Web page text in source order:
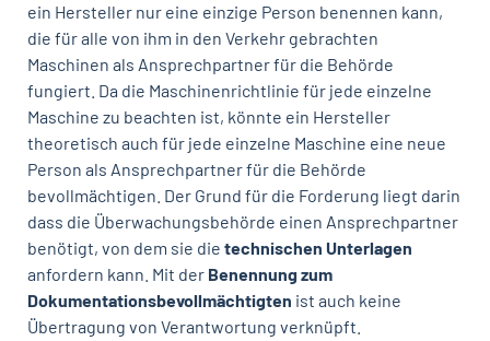
ein Hersteller nur eine einzige Person benennen kann,
die für alle von ihm in den Verkehr gebrachten
Maschinen als Ansprechpartner für die Behörde
fungiert. Da die Maschinenrichtlinie für jede einzelne
Maschine zu beachten ist, könnte ein Hersteller
theoretisch auch für jede einzelne Maschine eine neue
Person als Ansprechpartner für die Behörde
bevollmächtigen. Der Grund für die Forderung liegt darin
dass die Überwachungsbehörde einen Ansprechpartner
benötigt, von dem sie die technischen Unterlagen
anfordern kann. Mit der Benennung zum
Dokumentationsbevollmächtigten ist auch keine
Übertragung von Verantwortung verknüpft.